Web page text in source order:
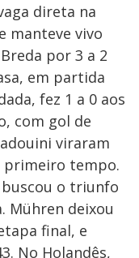
direta na
manteve vivo
por 3 a 2
em partida
fez 1 a 0 aos
com gol de
viraram
primeiro tempo.
o triunfo
Mühren deixou
final, e
No Holandês,